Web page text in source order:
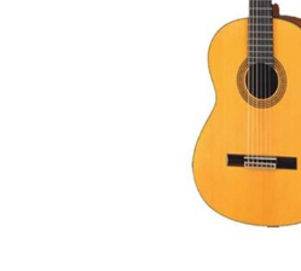
Masuk
Lupa
Masuk/Daftar